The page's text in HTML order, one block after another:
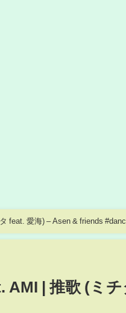
(Michita feat. AMI | 推歌 (ミチタ feat. 愛海) – Asen & friends
| 推歌 (ミ